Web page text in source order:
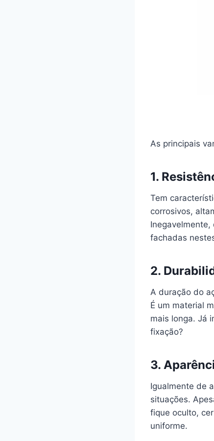
As principais
1.
Tem
corrosivos,
fachadas
2.
A duração do
É um material
mais longa. Já
fixação?
3.
Igualmente de
situações.
fique oculto,
uniforme.